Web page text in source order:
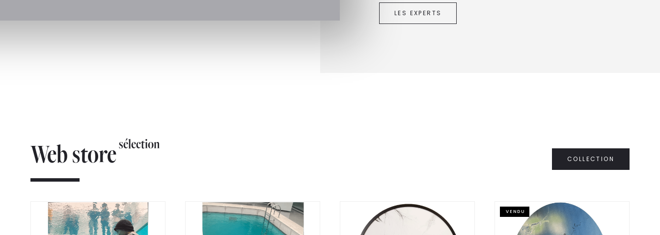
LES EXPERTS
Web storesélection
COLLECTION
VENDU